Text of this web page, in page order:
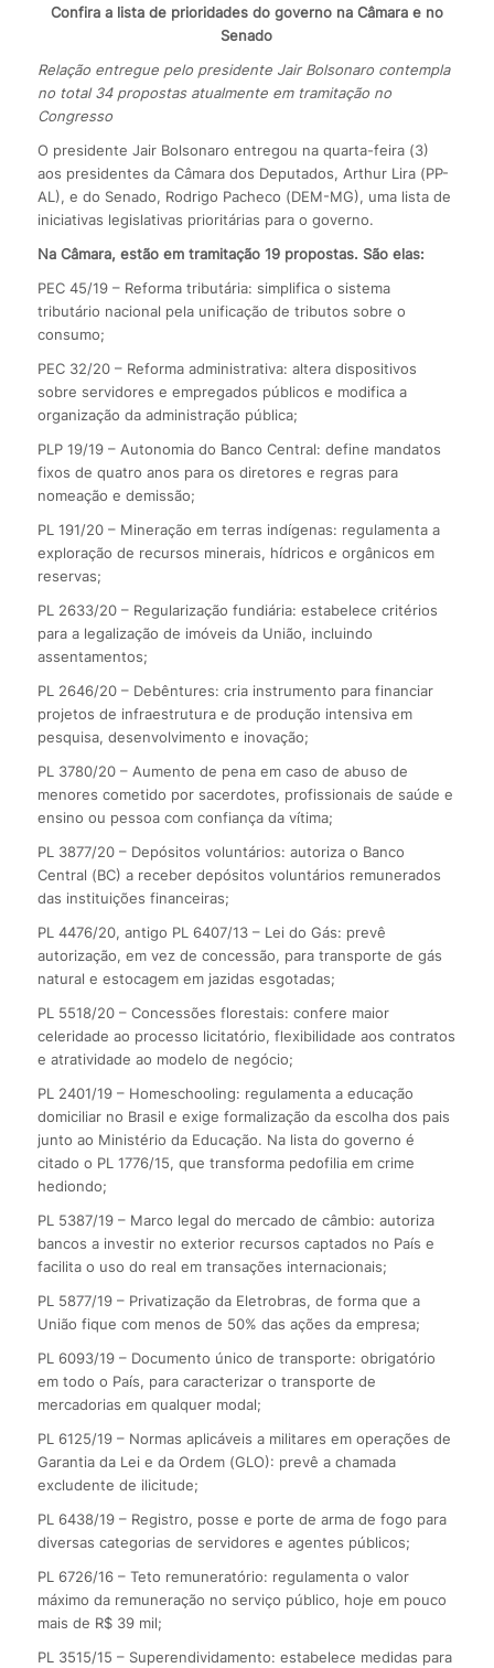
Confira a lista de prioridades do governo na Câmara e no
Senado
Relação entregue pelo presidente Jair Bolsonaro contempla
no total 34 propostas atualmente em tramitação no
Congresso
O presidente Jair Bolsonaro entregou na quarta-feira (3)
aos presidentes da Câmara dos Deputados, Arthur Lira (PP-
AL), e do Senado, Rodrigo Pacheco (DEM-MG), uma lista de
iniciativas legislativas prioritárias para o governo.
Na Câmara, estão em tramitação 19 propostas. São elas:
PEC 45/19 – Reforma tributária: simplifica o sistema
tributário nacional pela unificação de tributos sobre o
consumo;
PEC 32/20 – Reforma administrativa: altera dispositivos
sobre servidores e empregados públicos e modifica a
organização da administração pública;
PLP 19/19 – Autonomia do Banco Central: define mandatos
fixos de quatro anos para os diretores e regras para
nomeação e demissão;
PL 191/20 – Mineração em terras indígenas: regulamenta a
exploração de recursos minerais, hídricos e orgânicos em
reservas;
PL 2633/20 – Regularização fundiária: estabelece critérios
para a legalização de imóveis da União, incluindo
assentamentos;
PL 2646/20 – Debêntures: cria instrumento para financiar
projetos de infraestrutura e de produção intensiva em
pesquisa, desenvolvimento e inovação;
PL 3780/20 – Aumento de pena em caso de abuso de
menores cometido por sacerdotes, profissionais de saúde e
ensino ou pessoa com confiança da vítima;
PL 3877/20 – Depósitos voluntários: autoriza o Banco
Central (BC) a receber depósitos voluntários remunerados
das instituições financeiras;
PL 4476/20, antigo PL 6407/13 – Lei do Gás: prevê
autorização, em vez de concessão, para transporte de gás
natural e estocagem em jazidas esgotadas;
PL 5518/20 – Concessões florestais: confere maior
celeridade ao processo licitatório, flexibilidade aos contratos
e atratividade ao modelo de negócio;
PL 2401/19 – Homeschooling: regulamenta a educação
domiciliar no Brasil e exige formalização da escolha dos pais
junto ao Ministério da Educação. Na lista do governo é
citado o PL 1776/15, que transforma pedofilia em crime
hediondo;
PL 5387/19 – Marco legal do mercado de câmbio: autoriza
bancos a investir no exterior recursos captados no País e
facilita o uso do real em transações internacionais;
PL 5877/19 – Privatização da Eletrobras, de forma que a
União fique com menos de 50% das ações da empresa;
PL 6093/19 – Documento único de transporte: obrigatório
em todo o País, para caracterizar o transporte de
mercadorias em qualquer modal;
PL 6125/19 – Normas aplicáveis a militares em operações de
Garantia da Lei e da Ordem (GLO): prevê a chamada
excludente de ilicitude;
PL 6438/19 – Registro, posse e porte de arma de fogo para
diversas categorias de servidores e agentes públicos;
PL 6726/16 – Teto remuneratório: regulamenta o valor
máximo da remuneração no serviço público, hoje em pouco
mais de R$ 39 mil;
PL 3515/15 – Superendividamento: estabelece medidas para